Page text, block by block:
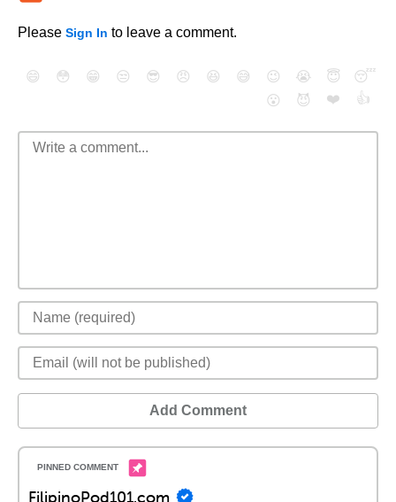
Please Sign In to leave a comment.
😄 😳 😁 😒 😎 😠 😆 😅 😉 😭 😇
😴
😮
😈 ❤️ 👍
Add Comment
FilipinoPod101.com